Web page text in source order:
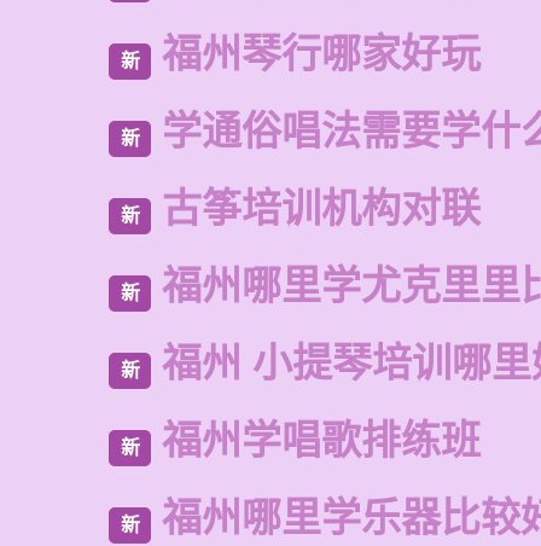
新 福州琴行哪家好玩
新 学通俗唱法需要学什
新 古筝培训机构对联
新 福州哪里学尤克里里
新 福州 小提琴培训哪
新 福州学唱歌排练班
新 福州哪里学乐器比较